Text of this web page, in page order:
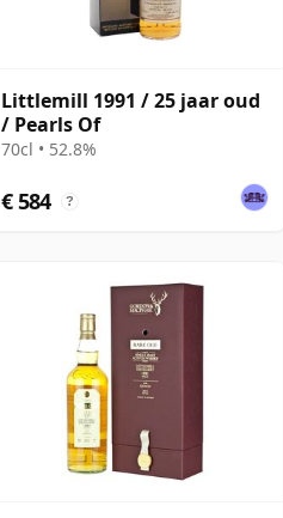
Littlemill 1991 / 25 jaar oud
/ Pearls Of
70cl • 52.8%
€ 584 ?